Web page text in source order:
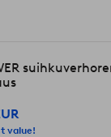
value!